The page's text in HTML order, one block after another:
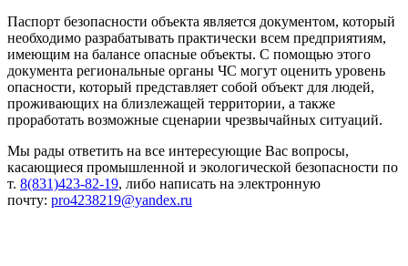
Паспорт безопасности объекта является документом, который
необходимо разрабатывать практически всем предприятиям,
имеющим на балансе опасные объекты. С помощью этого
документа региональные органы ЧС могут оценить уровень
опасности, который представляет собой объект для людей,
проживающих на близлежащей территории, а также
проработать возможные сценарии чрезвычайных ситуаций.
Мы рады ответить на все интересующие Вас вопросы,
касающиеся промышленной и экологической безопасности по
т. 8(831)423-82-19, либо написать на электронную
почту: pro4238219@yandex.ru